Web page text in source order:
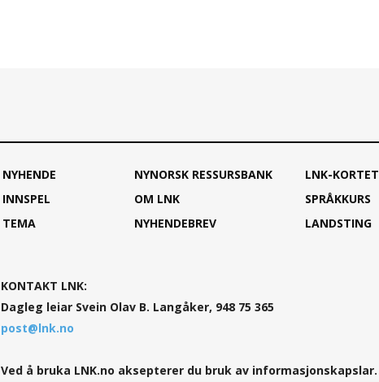
NYHENDE
INNSPEL
TEMA
NYNORSK RESSURSBANK
OM LNK
NYHENDEBREV
LNK-KORTET
SPRÅKKURS
LANDSTING
KONTAKT LNK:
Dagleg leiar Svein Olav B. Langåker, 948 75 365
post@lnk.no
Ved å bruka LNK.no aksepterer du bruk av informasjonskapslar.